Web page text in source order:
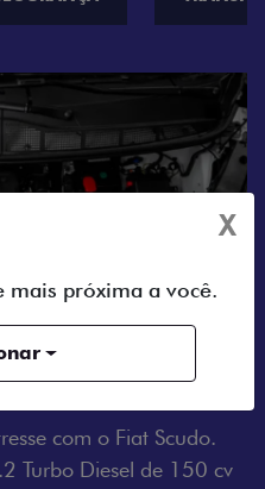
com o Fiat Scudo.
Turbo Diesel de 150 cv
X
mais próxima a você.